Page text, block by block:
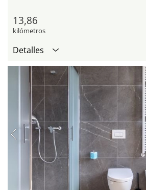
13,86
kilómetros
Detalles